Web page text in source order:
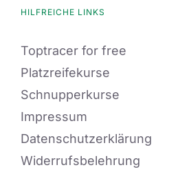
HILFREICHE LINKS
Toptracer for free
Platzreifekurse
Schnupperkurse
Impressum
Datenschutzerklärung
Widerrufsbelehrung